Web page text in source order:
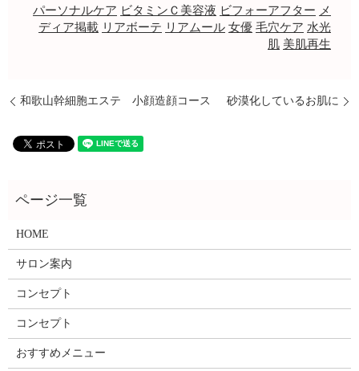
パーソナルケア ビタミンＣ美容液 ビフォーアフター メ
ディア掲載 リアボーテ リアムール 女優 毛穴ケア 水光
肌 美肌再生
和歌山幹細胞エステ 小顔造顔コース 砂漠化しているお肌に
HOME
サロン案内
コンセプト
コンセプト
おすすめメニュー